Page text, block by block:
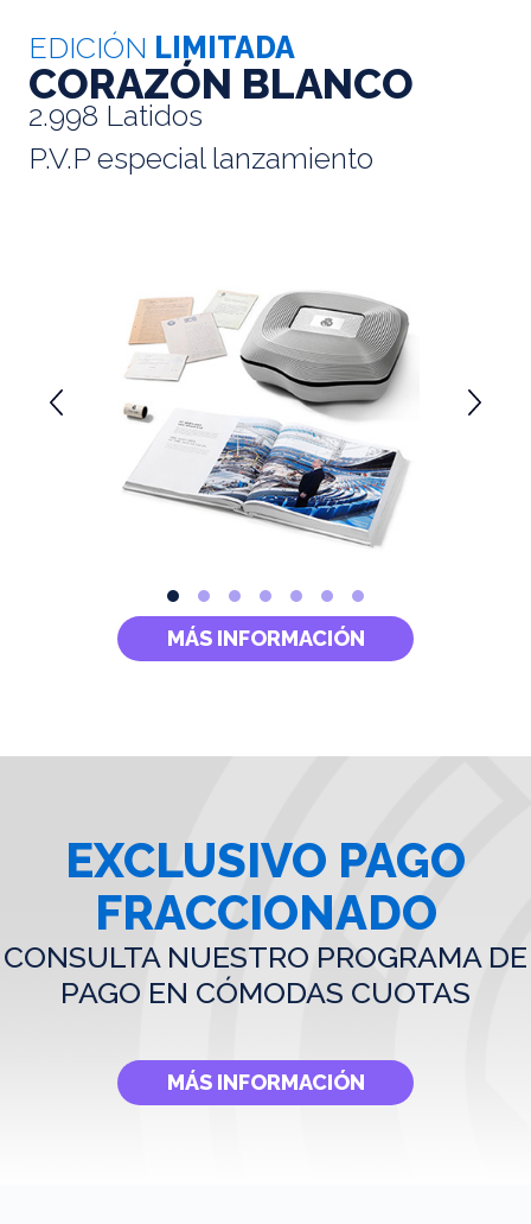
EDICIÓN LIMITADA
CORAZÓN BLANCO
2.998 Latidos
P.V.P especial lanzamiento
MÁS INFORMACIÓN
EXCLUSIVO PAGO
FRACCIONADO
CONSULTA NUESTRO PROGRAMA DE
PAGO EN CÓMODAS CUOTAS
MÁS INFORMACIÓN